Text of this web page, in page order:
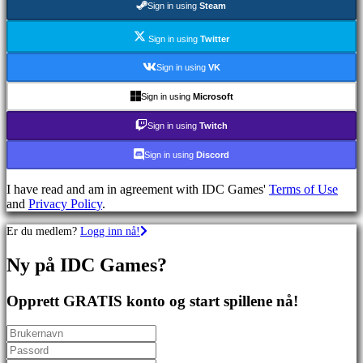
Racing
Casual
Indie
Simulation
Puzzle
Fighting
games
Demoer
Arrangementer
i
spillet
Nyheter
Media
Sign in using Steam
Sign in using Twitter
Sign in using VK
Sign in using Microsoft
Sign in using Twitch
Sign in using Discord
I have read and am in agreement with IDC Games' Terms of Use
and Privacy Policy.
Er du medlem? Logg inn nå!
Ny på IDC Games?
Opprett GRATIS konto og start spillene nå!